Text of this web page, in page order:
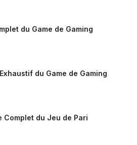
du Game de Gaming
du Game de Gaming
Complet du Jeu de Pari